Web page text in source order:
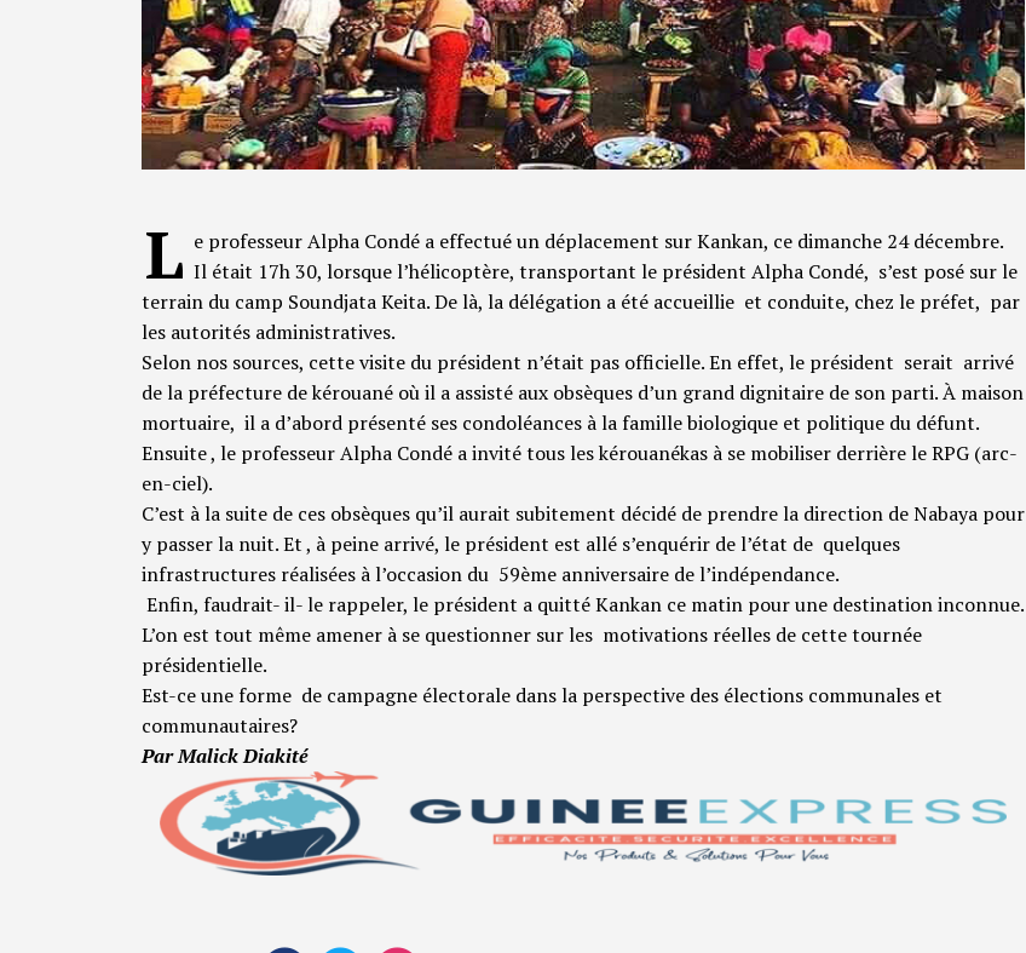
L e professeur Alpha Condé a effectué un déplacement sur Kankan, ce dimanche 24 décembre.
Il était 17h 30, lorsque l’hélicoptère, transportant le président Alpha Condé, s’est posé sur le
terrain du camp Soundjata Keita. De là, la délégation a été accueillie et conduite, chez le préfet, par
les autorités administratives.
Selon nos sources, cette visite du président n’était pas officielle. En effet, le président serait arrivé
de la préfecture de kérouané où il a assisté aux obsèques d’un grand dignitaire de son parti. À maison
mortuaire, il a d’abord présenté ses condoléances à la famille biologique et politique du défunt.
Ensuite , le professeur Alpha Condé a invité tous les kérouanékas à se mobiliser derrière le RPG (arc-
en-ciel).
C’est à la suite de ces obsèques qu’il aurait subitement décidé de prendre la direction de Nabaya pour
y passer la nuit. Et , à peine arrivé, le président est allé s’enquérir de l’état de quelques
infrastructures réalisées à l’occasion du 59ème anniversaire de l’indépendance.
Enfin, faudrait- il- le rappeler, le président a quitté Kankan ce matin pour une destination inconnue.
L’on est tout même amener à se questionner sur les motivations réelles de cette tournée
présidentielle.
Est-ce une forme de campagne électorale dans la perspective des élections communales et
communautaires?
Par Malick Diakité